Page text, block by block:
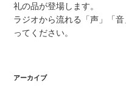
礼の品が登場します。
ラジオから流れる「声」「
ってください。
アーカイブ